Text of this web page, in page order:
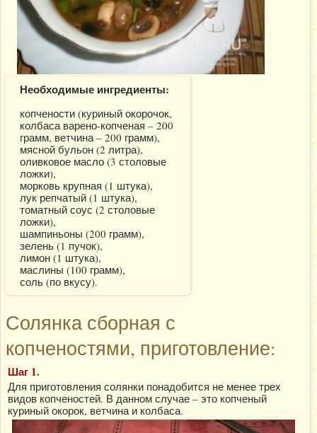
Необходимые ингредиенты:
копчености (куриный окорочок,
колбаса варено-копченая – 200
грамм, ветчина – 200 грамм),
мясной бульон (2 литра),
оливковое масло (3 столовые
ложки),
морковь крупная (1 штука),
лук репчатый (1 штука),
томатный соус (2 столовые
ложки),
шампиньоны (200 грамм),
зелень (1 пучок),
лимон (1 штука),
маслины (100 грамм),
соль (по вкусу).
Солянка сборная с
копченостями, приготовление:
Шаг 1.
Для приготовления солянки понадобится не менее трех
видов копченостей. В данном случае – это копченый
куриный окорок, ветчина и колбаса.